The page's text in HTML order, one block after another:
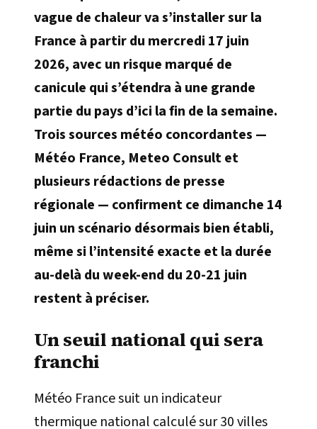
vague de chaleur va s’installer sur la
France à partir du mercredi 17 juin
2026, avec un risque marqué de
canicule qui s’étendra à une grande
partie du pays d’ici la fin de la semaine.
Trois sources météo concordantes —
Météo France, Meteo Consult et
plusieurs rédactions de presse
régionale — confirment ce dimanche 14
juin un scénario désormais bien établi,
même si l’intensité exacte et la durée
au-delà du week-end du 20-21 juin
restent à préciser.
Un seuil national qui sera
franchi
Météo France suit un indicateur
thermique national calculé sur 30 villes